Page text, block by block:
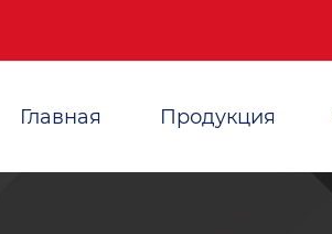
Главная Продукция